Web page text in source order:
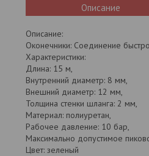
Описание
Описание:
Оконечники: Соединение
Характеристики:
Длина: 15 м,
Внутренний диаметр: 8 мм,
Внешний диаметр: 12 мм,
Толщина стенки шланга: 2 мм,
Материал: полиуретан,
Рабочее давление: 10 бар,
Максимально допустимое
Цвет: зеленый